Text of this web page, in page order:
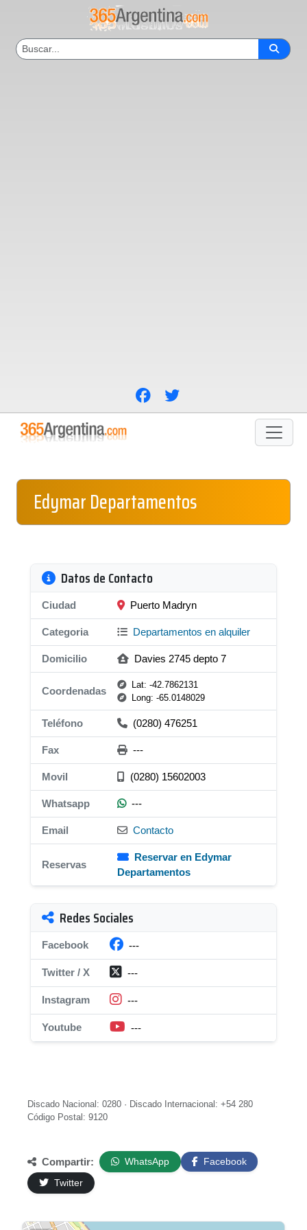
Edymar Departamentos
Datos de Contacto
Ciudad Puerto Madryn
Categoria Departamentos en alquiler
Domicilio Davies 2745 depto 7
Coordenadas
Lat: -42.7862131
Long: -65.0148029
Teléfono (0280) 476251
Fax ---
Movil (0280) 15602003
Whatsapp ---
Email Contacto
Reservas
Reservar en Edymar
Departamentos
Redes Sociales
Facebook ---
Twitter / X ---
Instagram ---
Youtube ---
Discado Nacional: 0280 · Discado Internacional: +54 280
Código Postal: 9120
Compartir: WhatsApp
Facebook
Twitter